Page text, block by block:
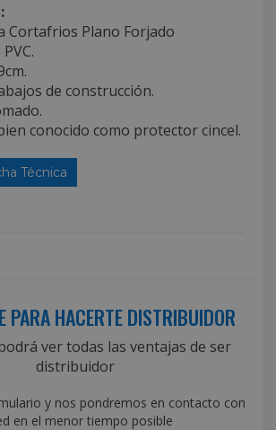
Cortafrios Plano Forjado
de construcción.
conocido como protector cincel.
Técnica
PARA HACERTE DISTRIBUIDOR
ver todas las ventajas de ser
distribuidor
y nos pondremos en contacto con
en el menor tiempo posible